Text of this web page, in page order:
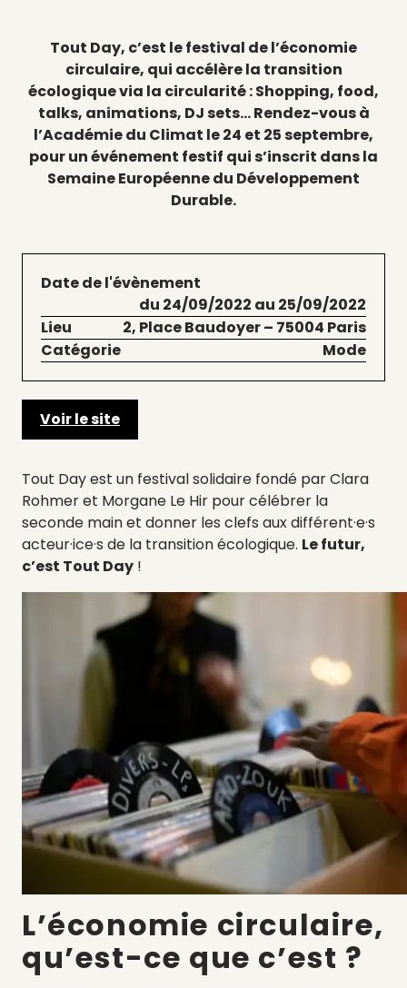
Tout Day, c’est le festival de l’économie
circulaire, qui accélère la transition
écologique via la circularité : Shopping, food,
talks, animations, DJ sets… Rendez-vous à
l’Académie du Climat le 24 et 25 septembre,
pour un événement festif qui s’inscrit dans la
Semaine Européenne du Développement
Durable.
Date de l'évènement
du 24/09/2022 au 25/09/2022
Lieu
2, Place Baudoyer – 75004 Paris
Catégorie
Mode
Voir le site
Tout Day est un festival solidaire fondé par Clara
Rohmer et Morgane Le Hir pour célébrer la
seconde main et donner les clefs aux différent·e·s
acteur·ice·s de la transition écologique. Le futur,
c’est Tout Day !
L’économie circulaire,
qu’est-ce que c’est ?